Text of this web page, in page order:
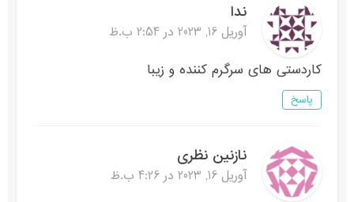
ندا
آوریل 16, 2023 در 2:54 ب.ظ
کاردستی های سرگرم کننده و زیبا
پاسخ
نازنین نظری
آوریل 16, 2023 در 4:26 ب.ظ